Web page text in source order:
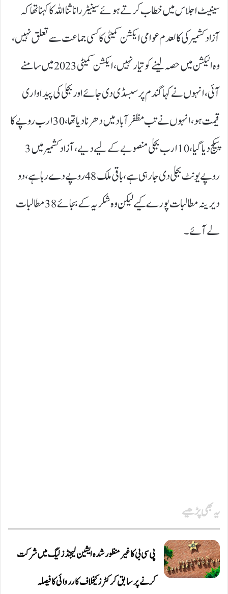
سینیٹ اجلاس میں خطاب کرتے ہوئے سینیٹر رانا ثنااللہ کا کہنا تھا کہ
آزادکشمیرکی کالعدم عوامی ایکشن کمیٹی کا کسی جماعت سے تعلق نہیں،
وہ الیکشن میں حصہ لینے کو تیار نہیں، ایکشن کمیٹی 2023 میں سامنے
آئی، انہوں نےکہا گندم پر سبسڈی دی جائے اوربجلی کی پیداواری
قیمت ہو، انہوں نے تب مظفرآباد میں دھرنا دیا تھا، 30 ارب روپےکا
پیکج دیا گیا،10 ارب بجلی منصوبےکے لیے دیے، آزاد کشمیر میں 3
روپے یونٹ بجلی دی جارہی ہے، باقی ملک 48 روپے دے رہا ہے،دو
دیرینہ مطالبات پورے کیے لیکن وہ شکریہ کے بجائے 38 مطالبات
لے آئے۔
یہ بھی پڑھیے
پی سی بی کا غیر منظور شدہ ایشین لیجنڈز لیگ میں شرکت
کرنے پر سابق کرکٹرز کیخلاف کارروائی کا فیصلہ